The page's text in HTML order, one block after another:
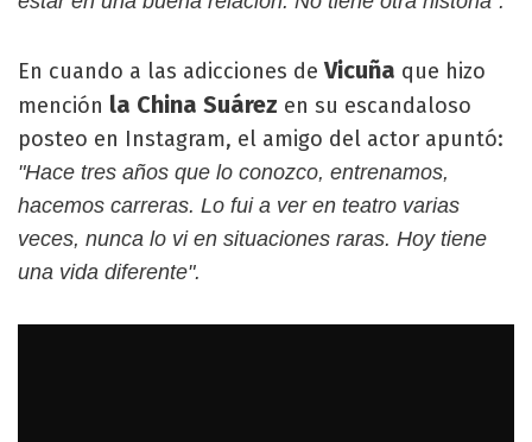
En cuando a las adicciones deVicuña que hizo
mención la China Suárez en su escandaloso
posteo en Instagram, el amigo del actor apuntó:
"Hace tres años que lo conozco, entrenamos,
hacemos carreras. Lo fui a ver en teatro varias
veces, nunca lo vi en situaciones raras. Hoy tiene
una vida diferente".